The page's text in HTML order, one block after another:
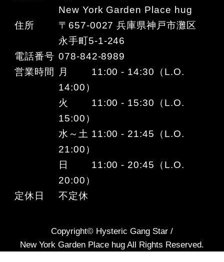
New York Garden Place hug
住所
〒657-0027 兵庫県神戸市灘区
永手町5-1-246
電話番号 078-842-8989
営業時間
月 11:00 - 14:30（L.O.
14:00）
火 11:00 - 15:30（L.O.
15:00）
水～土 11:00 - 21:45（L.O.
21:00）
日 11:00 - 20:45（L.O.
20:00）
定休日
不定休
Copyright© Hysteric Gang Star /
New York Garden Place hug All Rights Reserved.